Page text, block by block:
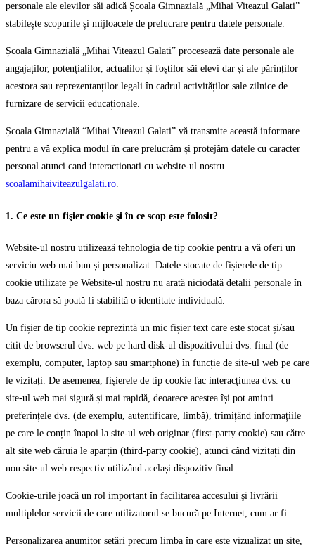
personale ale elevilor săi adică Școala Gimnazială „Mihai Viteazul Galati”
stabilește scopurile și mijloacele de prelucrare pentru datele personale.
Școala Gimnazială „Mihai Viteazul Galati” procesează date personale ale
angajaților, potențialilor, actualilor și foștilor săi elevi dar și ale părinților
acestora sau reprezentanților legali în cadrul activităților sale zilnice de
furnizare de servicii educaționale.
Școala Gimnazială “Mihai Viteazul Galati” vă transmite această informare
pentru a vă explica modul în care prelucrăm și protejăm datele cu caracter
personal atunci cand interactionati cu website-ul nostru
scoalamihaiviteazulgalati.ro.
1. Ce este un fişier cookie şi în ce scop este folosit?
Website-ul nostru utilizează tehnologia de tip cookie pentru a vă oferi un
serviciu web mai bun și personalizat. Datele stocate de fișierele de tip
cookie utilizate pe Website-ul nostru nu arată niciodată detalii personale în
baza cărora să poată fi stabilită o identitate individuală.
Un fișier de tip cookie reprezintă un mic fișier text care este stocat și/sau
citit de browserul dvs. web pe hard disk-ul dispozitivului dvs. final (de
exemplu, computer, laptop sau smartphone) în funcție de site-ul web pe care
le vizitați. De asemenea, fișierele de tip cookie fac interacțiunea dvs. cu
site-ul web mai sigură și mai rapidă, deoarece acestea își pot aminti
preferințele dvs. (de exemplu, autentificare, limbă), trimițând informațiile
pe care le conțin înapoi la site-ul web originar (first-party cookie) sau către
alt site web căruia le aparțin (third-party cookie), atunci când vizitați din
nou site-ul web respectiv utilizând același dispozitiv final.
Cookie-urile joacă un rol important în facilitarea accesului şi livrării
multiplelor servicii de care utilizatorul se bucură pe Internet, cum ar fi:
Personalizarea anumitor setări precum limba în care este vizualizat un site,